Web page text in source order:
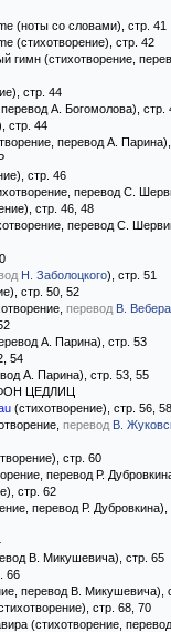
(ноты со словами), стр. 41
(стихотворение), стр. 42
(стихотворение,
стр. 44
А. Богомолова), стр.
стр. 44
перевод А.
стр. 46
перевод С.
стр. 46, 48
перевод С.
Н. Заболоцкого), стр. 51
стр. 50, 52
перевод В. Вебера
А. Парина), стр. 53
54
А. Парина), стр. 53, 55
ФОН ЦЕДЛИЦ
(стихотворение), стр. 56, 58
перевод В.
стр. 60
перевод Р.
стр. 62
перевод Р. Дубровкина),
В. Микушевича), стр. 65
66
перевод В. Микушевича),
стр. 68, 70
(стихотворение,